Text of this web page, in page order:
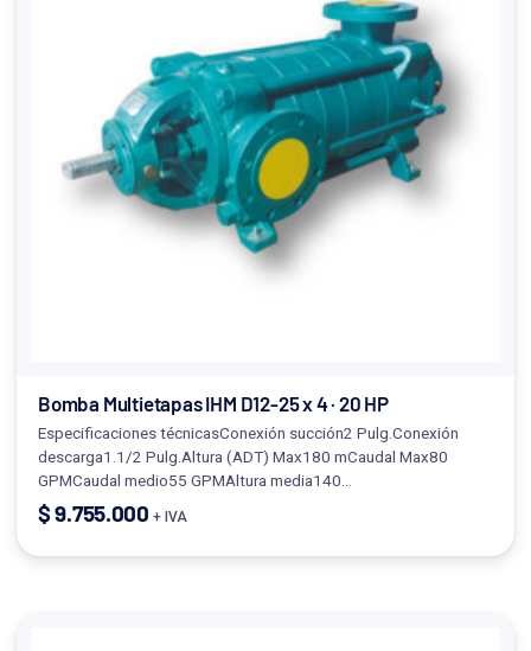
Bomba Multietapas IHM D12-25 x 4 · 20 HP
Especificaciones técnicasConexión succión2 Pulg.Conexión
descarga1.1/2 Pulg.Altura (ADT) Max180 mCaudal Max80
GPMCaudal medio55 GPMAltura media140…
$9.755.000 + IVA